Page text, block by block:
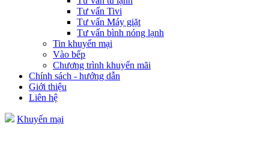
Tư vấn Tivi
Tư vấn Máy giặt
Tư vấn bình nóng lạnh
Tin khuyến mại
Vào bếp
Chương trình khuyến mãi
Chính sách - hướng dẫn
Giới thiệu
Liên hệ
Khuyến mại